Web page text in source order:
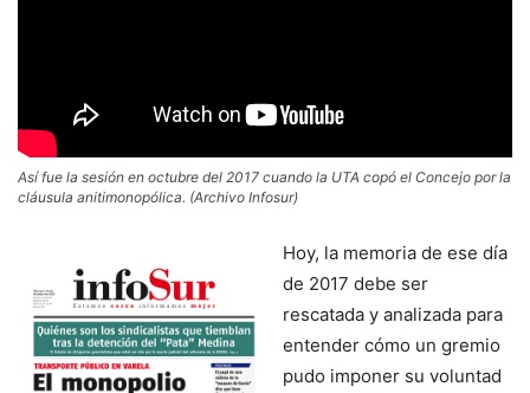
Así fue la sesión en octubre del 2017 cuando la UTA copó el Concejo por la
cláusula anitimonopólica. (Archivo Infosur)
Hoy, la memoria de ese día
de 2017 debe ser
rescatada y analizada para
entender cómo un gremio
pudo imponer su voluntad